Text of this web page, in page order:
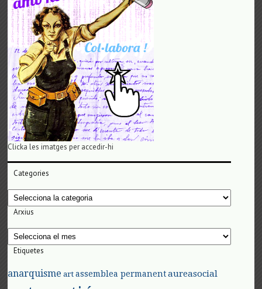
Clicka les imatges per accedir-hi
Categories
Categories
Arxius
Arxius
Etiquetes
anarquisme art assemblea permanent aureasocial